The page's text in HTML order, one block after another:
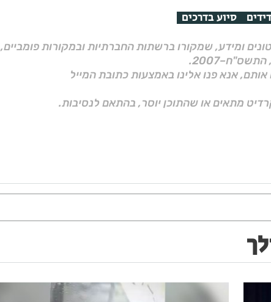
סיוע בדרכים
ומידע, שמקורו ברשתות החברתיות ובמקורות פומביים,
אנא פנו אלינו באמצעות כתובת המייל
מתאים או שהתוכן יוסר, בהתאם לנסיבות.